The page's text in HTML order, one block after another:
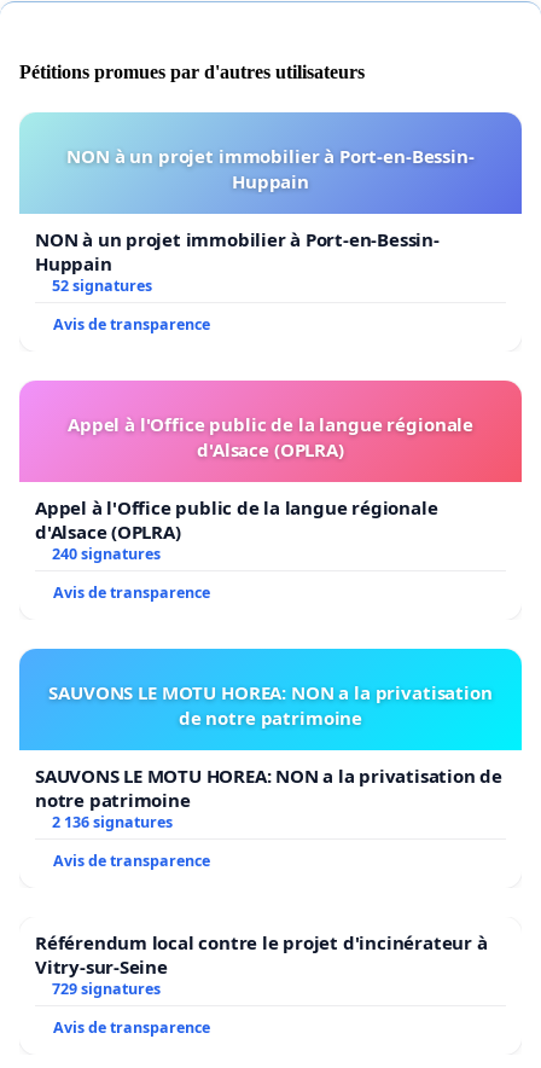
Pétitions promues par d'autres utilisateurs
NON à un projet immobilier à Port-en-Bessin-
Huppain
NON à un projet immobilier à Port-en-Bessin-
Huppain
52 signatures
Avis de transparence
Appel à l'Office public de la langue régionale
d'Alsace (OPLRA)
Appel à l'Office public de la langue régionale
d'Alsace (OPLRA)
240 signatures
Avis de transparence
SAUVONS LE MOTU HOREA: NON a la privatisation
de notre patrimoine
SAUVONS LE MOTU HOREA: NON a la privatisation de
notre patrimoine
2 136 signatures
Avis de transparence
Référendum local contre le projet d'incinérateur à
Vitry-sur-Seine
729 signatures
Avis de transparence